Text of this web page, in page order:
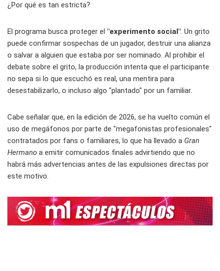
¿Por qué es tan estricta?
El programa busca proteger el "experimento social". Un grito
puede confirmar sospechas de un jugador, destruir una alianza
o salvar a alguien que estaba por ser nominado. Al prohibir el
debate sobre el grito, la producción intenta que el participante
no sepa si lo que escuchó es real, una mentira para
desestabilizarlo, o incluso algo "plantado" por un familiar.
Cabe señalar que, en la edición de 2026, se ha vuelto común el
uso de megáfonos por parte de "megafonistas profesionales"
contratados por fans o familiares, lo que ha llevado a Gran
Hermano a emitir comunicados finales advirtiendo que no
habrá más advertencias antes de las expulsiones directas por
este motivo.